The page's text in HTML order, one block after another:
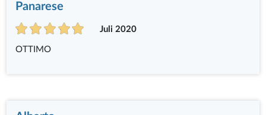
Panarese
Juli 2020
OTTIMO